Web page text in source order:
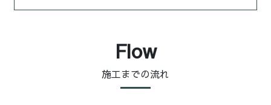
Flow
施工までの流れ